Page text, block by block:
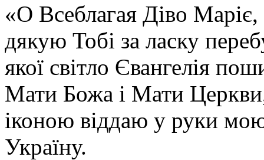
«О Всеблагая Діво
дякую Тобі за ласку
якої світло Євангелія
Мати Божа і Мати
іконою віддаю у руки
Україну.